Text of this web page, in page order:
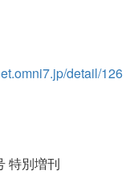
detail/126
特別増刊